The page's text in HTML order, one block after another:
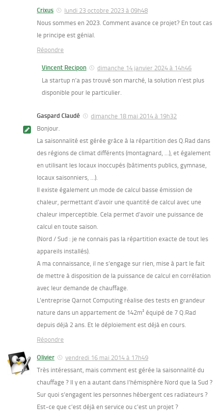
Crixus
lundi 23 octobre 2023 à 09h48
Nous sommes en 2023. Comment avance ce projet? En tout cas
le principe est génial.
Répondre
Vincent Recipon
dimanche 14 janvier 2024 à 14h46
La startup n’a pas trouvé son marché, la solution n’est plus
disponible pour le particulier.
Gaspard Claudé
dimanche 18 mai 2014 à 19h32
Bonjour.
La saisonnalité est gérée grâce à la répartition des Q.Rad dans
des régions de climat différents (montagnard, …), et également
en utilisant les locaux inoccupés (bâtiments publics, gymnase,
locaux saisonniers, …).
Il existe également un mode de calcul basse émission de
chaleur, permettant d’avoir une quantité de calcul avec une
chaleur imperceptible. Cela permet d’avoir une puissance de
calcul en toute saison.
(Nord / Sud : je ne connais pas la répartition exacte de tout les
appareils installés).
A ma connaissance, il ne s’engage sur rien, mise à part le fait
de mettre à disposition de la puissance de calcul en corrélation
avec leur demande de chauffage.
L’entreprise Qarnot Computing réalise des tests en grandeur
nature dans un appartement de 142m² équipé de 7 Q.Rad
depuis déjà 2 ans. Et le déploiement est déjà en cours.
Répondre
Olivier
vendredi 16 mai 2014 à 17h49
Très intéressant, mais comment est gérée la saisonnalité du
chauffage ? Il y en a autant dans l’hémisphère Nord que la Sud ?
Sur quoi s’engagent les personnes hébergent ces radiateurs ?
Est-ce que c’est déjà en service ou c’est un projet ?